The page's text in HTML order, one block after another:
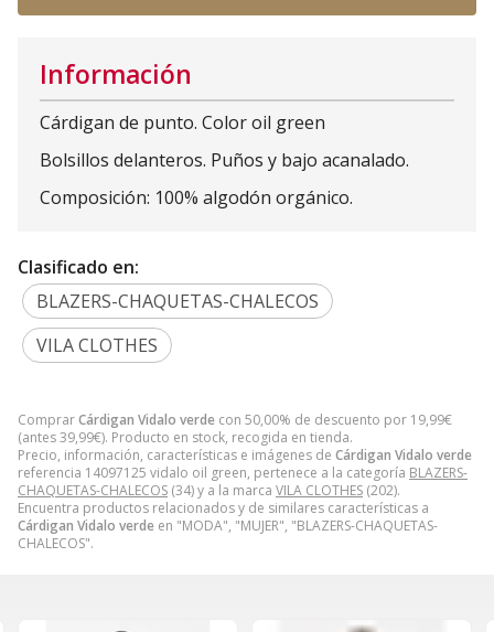
ComprarCárdigan Vidalo verde con 50,00% de descuento por 19,99€
(antes39,99€). Producto en stock, recogida en tienda.
Precio, información, características e imágenes de Cárdigan Vidalo verde
referencia 14097125 vidalo oil green, pertenece a la categoría BLAZERS-
CHAQUETAS-CHALECOS (34) y a la marca VILA CLOTHES (202).
Encuentra productos relacionados y de similares características a
Cárdigan Vidalo verde en "MODA", "MUJER", "BLAZERS-CHAQUETAS-
CHALECOS".
Información
Cárdigan de punto. Color oil green
Bolsillos delanteros. Puños y bajo acanalado.
Composición: 100% algodón orgánico.
Clasificado en:
BLAZERS-CHAQUETAS-CHALECOS
VILA CLOTHES